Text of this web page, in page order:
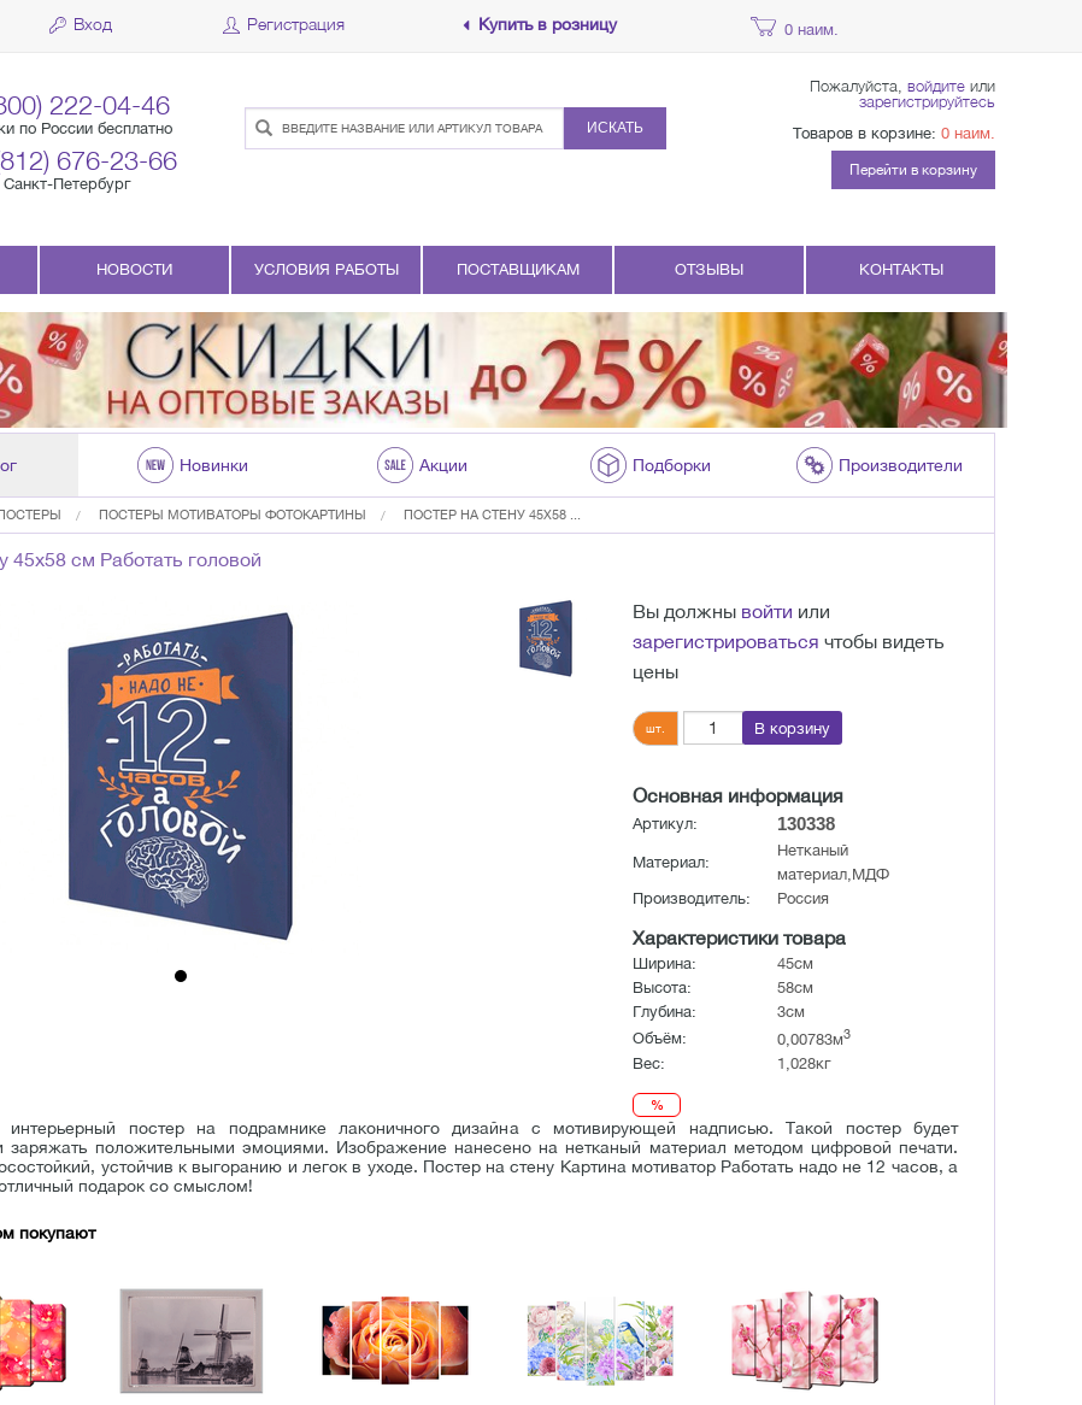
Вход Регистрация Купить в розницу 0 наим.
222-04-46
по России бесплатно
676-23-66
Санкт-Петербург
ИСКАТЬ
Пожалуйста, войдите или
зарегистрируйтесь
Товаров в корзине: 0 наим.
Перейти в корзину
НОВОСТИ УСЛОВИЯ РАБОТЫ ПОСТАВЩИКАМ ОТЗЫВЫ КОНТАКТЫ
Новинки Акции Подборки Производители
ПОСТЕРЫ МОТИВАТОРЫ ФОТОКАРТИНЫ ПОСТЕР НА СТЕНУ 45Х58 ...
45х58 см Работать головой
Вы должны войти или
зарегистрироваться чтобы видеть
цены
шт. В корзину
Основная информация
Артикул: 130338
Материал:
Нетканый
материал,МДФ
Производитель:
Россия
Характеристики товара
Ширина:
45см
Высота:
58см
Глубина:
3см
Объём:
0,00783м3
Вес: 1,028кг
%
интерьерный постер на подрамнике лаконичного дизайна с мотивирующей надписью. Такой постер будет
заряжать положительными эмоциями. Изображение нанесено на нетканый материал методом цифровой печати.
устойчив к выгоранию и легок в уходе. Постер на стену Картина мотиватор Работать надо не 12 часов, а
подарок со смыслом!
покупают